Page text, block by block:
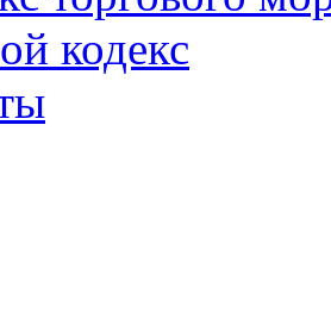
кодекс